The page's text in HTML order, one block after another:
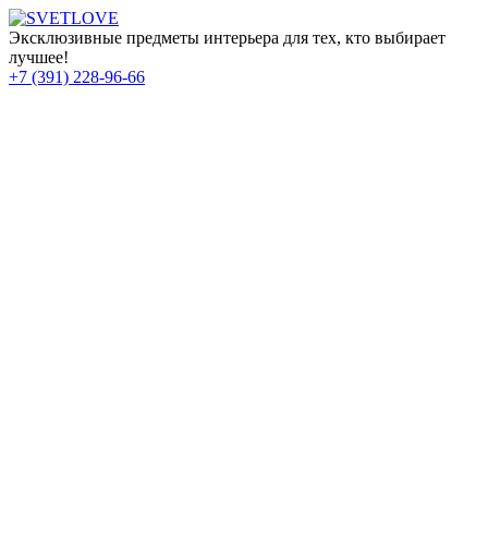
Эксклюзивные предметы интерьера для тех, кто выбирает
лучшее!
+7 (391) 228-96-66